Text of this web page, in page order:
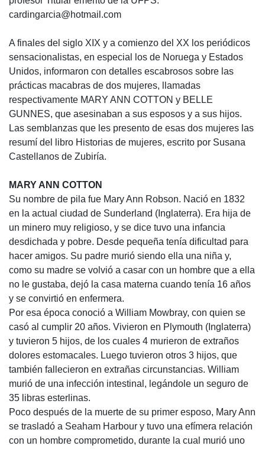
cardingarcia@hotmail.com
A finales del siglo XIX y a comienzo del XX los periódicos
sensacionalistas, en especial los de Noruega y Estados
Unidos, informaron con detalles escabrosos sobre las
prácticas macabras de dos mujeres, llamadas
respectivamente MARY ANN COTTON y BELLE
GUNNES, que asesinaban a sus esposos y a sus hijos.
Las semblanzas que les presento de esas dos mujeres las
resumí del libro Historias de mujeres, escrito por Susana
Castellanos de Zubiría.
MARY ANN COTTON
Su nombre de pila fue Mary Ann Robson. Nació en 1832
en la actual ciudad de Sunderland (Inglaterra). Era hija de
un minero muy religioso, y se dice tuvo una infancia
desdichada y pobre. Desde pequeña tenía dificultad para
hacer amigos. Su padre murió siendo ella una niña y,
como su madre se volvió a casar con un hombre que a ella
no le gustaba, dejó la casa materna cuando tenía 16 años
y se convirtió en enfermera.
Por esa época conoció a William Mowbray, con quien se
casó al cumplir 20 años. Vivieron en Plymouth (Inglaterra)
y tuvieron 5 hijos, de los cuales 4 murieron de extraños
dolores estomacales. Luego tuvieron otros 3 hijos, que
también fallecieron en extrañas circunstancias. William
murió de una infección intestinal, legándole un seguro de
35 libras esterlinas.
Poco después de la muerte de su primer esposo, Mary Ann
se trasladó a Seaham Harbour y tuvo una efímera relación
con un hombre comprometido, durante la cual murió uno